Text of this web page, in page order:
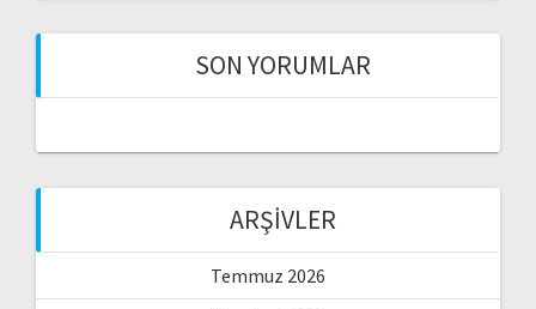
SON YORUMLAR
ARŞIVLER
Temmuz 2026